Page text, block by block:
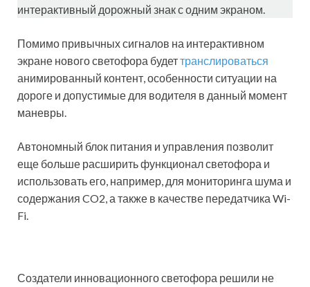
интерактивный дорожный знак с одним экраном.
Помимо привычных сигналов на интерактивном
экране нового светофора будеттранслироваться
анимированный контент, особенности ситуации на
дороге и допустимые для водителя в данный момент
маневры.
Автономный блок питания и управления позволит
еще больше расширить функционал светофора и
использовать его, например, для мониторинга шума и
содержания CO2, а также в качестве передатчика Wi-
Fi.
Создатели инновационного светофора решили не